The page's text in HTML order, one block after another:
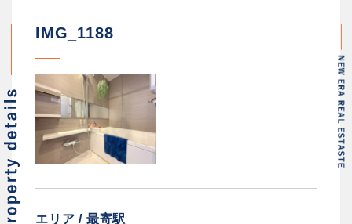
IMG_1188
エリア / 最寄駅